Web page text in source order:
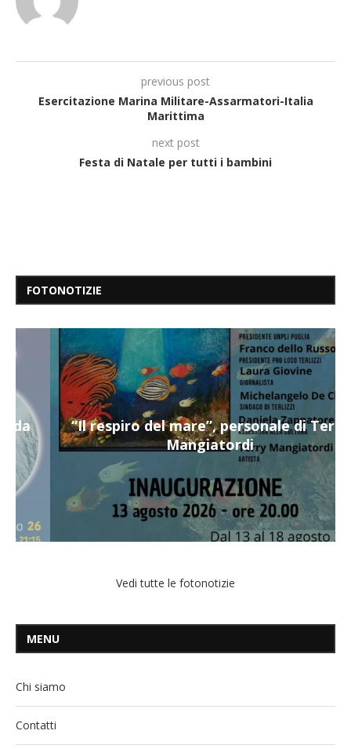
previous post
Esercitazione Marina Militare-Assarmatori-Italia
Marittima
next post
Festa di Natale per tutti i bambini
FOTONOTIZIE
“Il respiro del mare”, personale di Terry
Mangiatordi
Vedi tutte le fotonotizie
MENU
Chi siamo
Contatti